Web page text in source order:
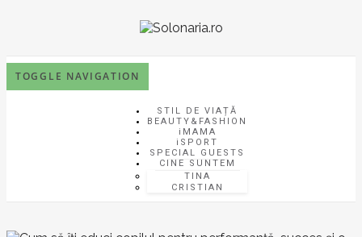
TOGGLE NAVIGATION
STIL DE VIAȚĂ
BEAUTY&FASHION
iMAMA
iSPORT
SPECIAL GUESTS
CINE SUNTEM
TINA
CRISTIAN